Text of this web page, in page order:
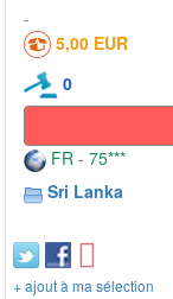
5,00 EUR
0
FR - 75***
Sri Lanka
+ ajout à ma sélection